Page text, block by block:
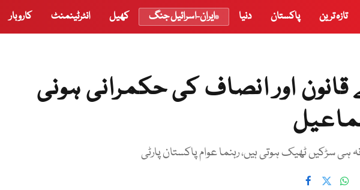
تازہ ترین پاکستان دنیا ایران-اسرائیل جنگ کھیل انٹرٹینمنٹ کاروبار
اور انصاف کی حکمرانی ہونی
ہی سڑکیں ٹھیک ہوتی ہیں، رہنما عوام پاکستان پارٹی